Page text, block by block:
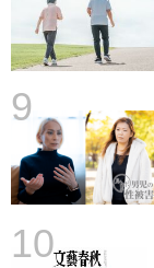
9
10